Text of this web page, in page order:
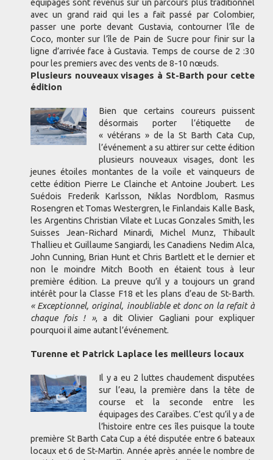
équipages sont revenus sur un parcours plus traditionnel
avec un grand raid qui les a fait passé par Colombier,
passer une porte devant Gustavia, contourner l’île de
Coco, monter sur l’île de Pain de Sucre pour finir sur la
ligne d’arrivée face à Gustavia. Temps de course de 2 :30
pour les premiers avec des vents de 8-10 nœuds.
Plusieurs nouveaux visages à St-Barth pour cette
édition
Bien que certains coureurs puissent
désormais porter l’étiquette de
« vétérans » de la St Barth Cata Cup,
l’événement a su attirer sur cette édition
plusieurs nouveaux visages, dont les
jeunes étoiles montantes de la voile et vainqueurs de
cette édition Pierre Le Clainche et Antoine Joubert. Les
Suédois Frederik Karlsson, Niklas Nordblom, Rasmus
Rosengren et Tomas Westergren, le Finlandais Kalle Bask,
les Argentins Christian Vilate et Lucas Gonzales Smith, les
Suisses Jean-Richard Minardi, Michel Munz, Thibault
Thallieu et Guillaume Sangiardi, les Canadiens Nedim Alca,
John Cunning, Brian Hunt et Chris Bartlett et le dernier et
non le moindre Mitch Booth en étaient tous à leur
première édition. La preuve qu’il y a toujours un grand
intérêt pour la Classe F18 et les plans d’eau de St-Barth.
« Exceptionnel, original, inoubliable et donc on la refait à
chaque fois ! », a dit Olivier Gagliani pour expliquer
pourquoi il aime autant l’événement.
Turenne et Patrick Laplace les meilleurs locaux
Il y a eu 2 luttes chaudement disputées
sur l’eau, la première dans la tête de
course et la seconde entre les
équipages des Caraïbes. C’est qu’il y a de
l’histoire entre ces îles puisque la toute
première St Barth Cata Cup a été disputée entre 6 bateaux
locaux et 6 de St-Martin. Année après année le nombre de